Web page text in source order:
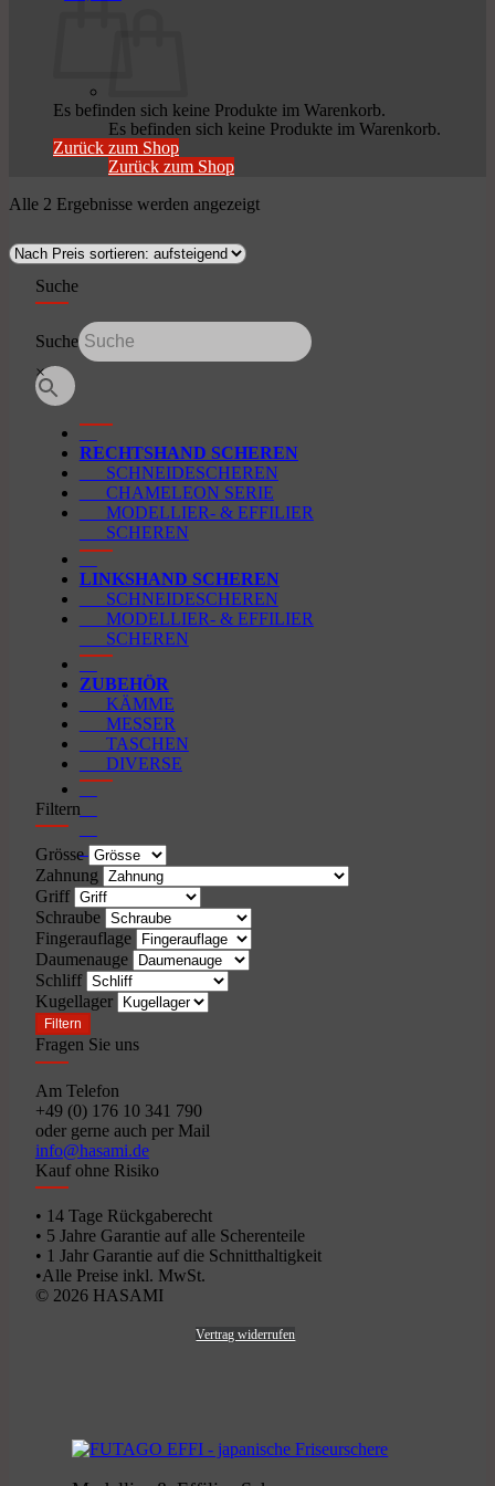
Es befinden sich keine Produkte im Warenkorb.
Zurück zum Shop
Es befinden sich keine Produkte im Warenkorb.
Zurück zum Shop
Alle 2 Ergebnisse werden angezeigtNach
Suche
Suche
×
RECHTSHAND SCHEREN
SCHNEIDESCHEREN
CHAMELEON SERIE
MODELLIER- & EFFILIER
SCHEREN
LINKSHAND SCHEREN
SCHNEIDESCHEREN
MODELLIER- & EFFILIER
SCHEREN
ZUBEHÖR
KÄMME
MESSER
TASCHEN
DIVERSE
Filtern
Grösse
Zahnung
Griff
Schraube
Fingerauflage
Daumenauge
Schliff
Kugellager
Filtern
Fragen Sie uns
Am Telefon
+49 (0) 176 10 341 790
oder gerne auch per Mail
info@hasami.de
Kauf ohne Risiko
• 14 Tage Rückgaberecht
• 5 Jahre Garantie auf alle Scherenteile
• 1 Jahr Garantie auf die Schnitthaltigkeit
•Alle Preise inkl. MwSt.
© 2026 HASAMI
Vertrag widerrufen